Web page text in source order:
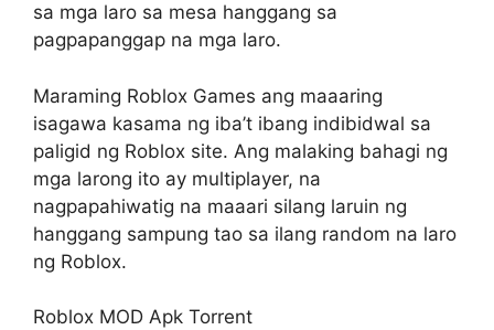
sa mga laro sa mesa hanggang sa
pagpapanggap na mga laro.
Maraming Roblox Games ang maaaring
isagawa kasama ng iba’t ibang indibidwal sa
paligid ng Roblox site. Ang malaking bahagi ng
mga larong ito ay multiplayer, na
nagpapahiwatig na maaari silang laruin ng
hanggang sampung tao sa ilang random na laro
ng Roblox.
Roblox MOD Apk Torrent